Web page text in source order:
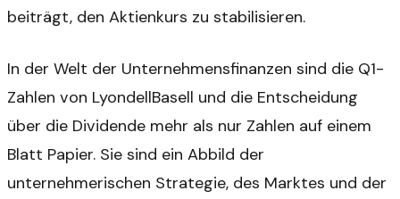
beiträgt, den Aktienkurs zu stabilisieren.
In der Welt der Unternehmensfinanzen sind die Q1-
Zahlen von LyondellBasell und die Entscheidung
über die Dividende mehr als nur Zahlen auf einem
Blatt Papier. Sie sind ein Abbild der
unternehmerischen Strategie, des Marktes und der